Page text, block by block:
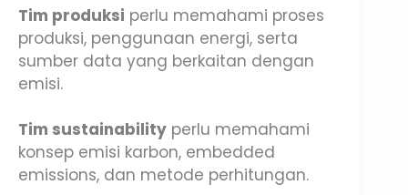
Tim produksi perlu memahami proses
produksi, penggunaan energi, serta
sumber data yang berkaitan dengan
emisi.
Tim sustainability perlu memahami
konsep emisi karbon, embedded
emissions, dan metode perhitungan.